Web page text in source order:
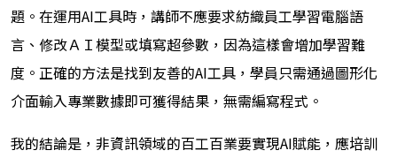
題。在運用AI工具時，講師不應要求紡織員工學習電腦語
言、修改ＡＩ模型或填寫超參數，因為這樣會增加學習難
度。正確的方法是找到友善的AI工具，學員只需通過圖形化
介面輸入專業數據即可獲得結果，無需編寫程式。
我的結論是，非資訊領域的百工百業要實現AI賦能，應培訓